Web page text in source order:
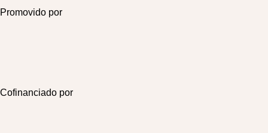
Promovido por
Cofinanciado por